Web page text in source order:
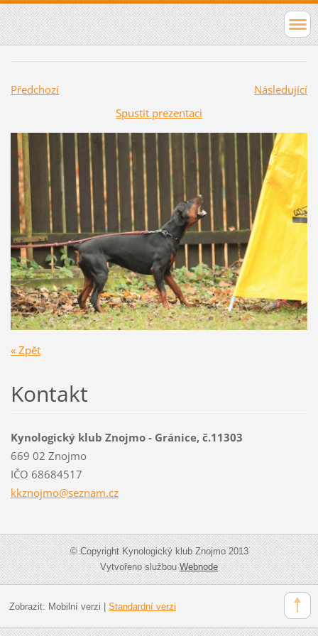
Předchozí
Následující
Spustit prezentaci
« Zpět
Kontakt
Kynologický klub Znojmo - Gránice, č.11303
669 02 Znojmo
IČO 68684517
kkznojmo@seznam.cz
© Copyright Kynologický klub Znojmo 2013
Vytvořeno službouWebnode
Zobrazit: Mobilní verzi | Standardní verzi